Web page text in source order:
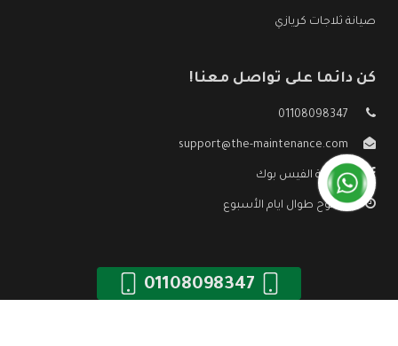
صيانة ثلاجات كريازي
كن دائما على تواصل معنا!
01108098347
support@the-maintenance.com
صفحة الفيس بوك
مفتوح طوال ايام الأسبوع
01108098347